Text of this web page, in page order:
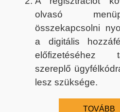
olvasó
összekapcsolni
a digitális
előfizetéséhez
szereplő
lesz szüksége.
TOVÁBB